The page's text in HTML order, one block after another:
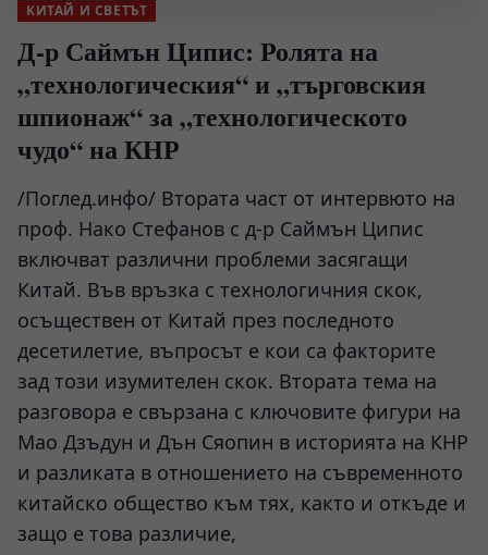
КИТАЙ И СВЕТЪТ
Д-р Саймън Ципис: Ролята на
„технологическия“ и „търговския
шпионаж“ за „технологическото
чудо“ на КНР
/Поглед.инфо/ Втората част от интервюто на
проф. Нако Стефанов с д-р Саймън Ципис
включват различни проблеми засягащи
Китай. Във връзка с технологичния скок,
осъществен от Китай през последното
десетилетие, въпросът е кои са факторите
зад този изумителен скок. Втората тема на
разговора е свързана с ключовите фигури на
Мао Дзъдун и Дън Сяопин в историята на КНР
и разликата в отношението на съвременното
китайско общество към тях, както и откъде и
защо е това различие,